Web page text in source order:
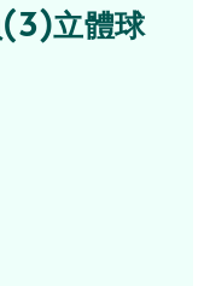
(3)立體球